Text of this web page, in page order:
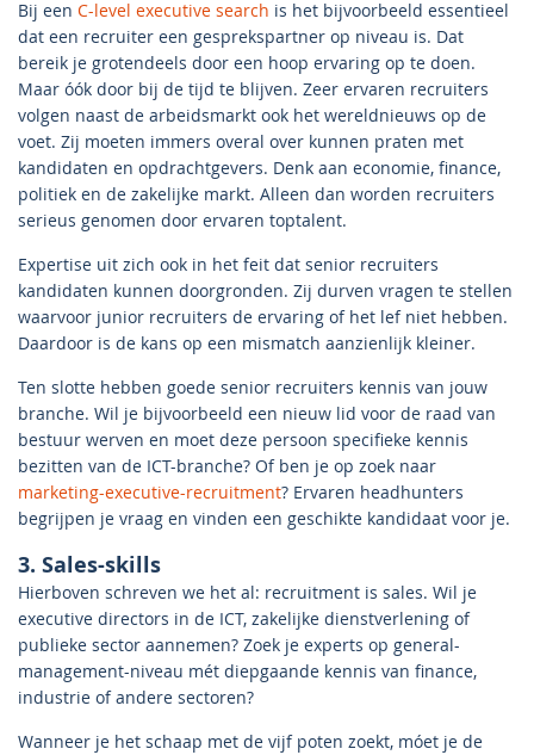
Bij een C-level executive search is het bijvoorbeeld essentieel
dat een recruiter een gesprekspartner op niveau is. Dat
bereik je grotendeels door een hoop ervaring op te doen.
Maar óók door bij de tijd te blijven. Zeer ervaren recruiters
volgen naast de arbeidsmarkt ook het wereldnieuws op de
voet. Zij moeten immers overal over kunnen praten met
kandidaten en opdrachtgevers. Denk aan economie, finance,
politiek en de zakelijke markt. Alleen dan worden recruiters
serieus genomen door ervaren toptalent.
Expertise uit zich ook in het feit dat senior recruiters
kandidaten kunnen doorgronden. Zij durven vragen te stellen
waarvoor junior recruiters de ervaring of het lef niet hebben.
Daardoor is de kans op een mismatch aanzienlijk kleiner.
Ten slotte hebben goede senior recruiters kennis van jouw
branche. Wil je bijvoorbeeld een nieuw lid voor de raad van
bestuur werven en moet deze persoon specifieke kennis
bezitten van de ICT-branche? Of ben je op zoek naar
marketing-executive-recruitment? Ervaren headhunters
begrijpen je vraag en vinden een geschikte kandidaat voor je.
3. Sales-skills
Hierboven schreven we het al: recruitment is sales. Wil je
executive directors in de ICT, zakelijke dienstverlening of
publieke sector aannemen? Zoek je experts op general-
management-niveau mét diepgaande kennis van finance,
industrie of andere sectoren?
Wanneer je het schaap met de vijf poten zoekt, móet je de